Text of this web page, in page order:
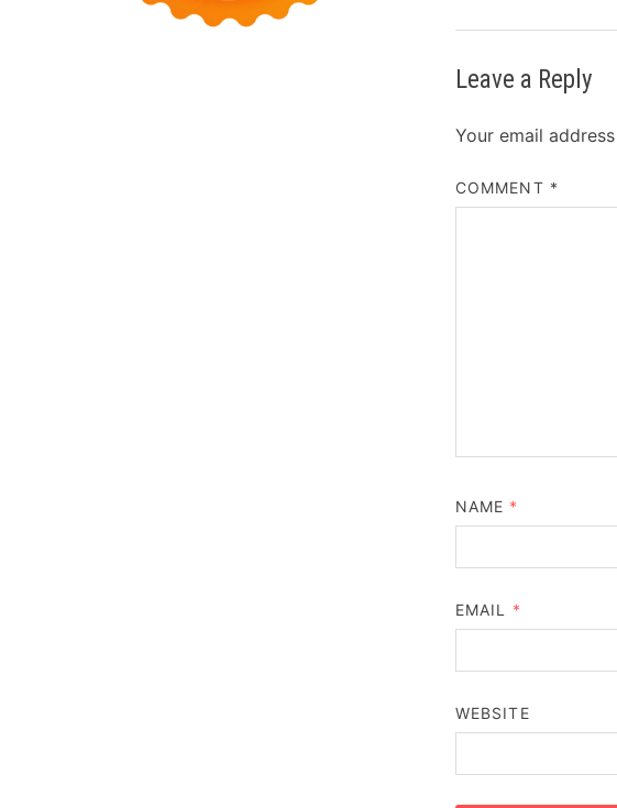
Leave a Reply
Your email
COMMENT *
NAME *
EMAIL *
WEBSITE